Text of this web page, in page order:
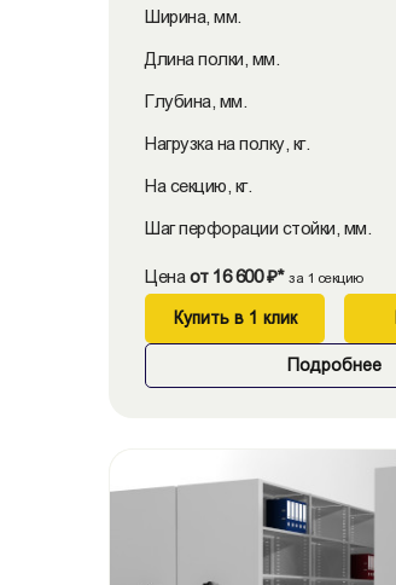
Ширина, мм.
Длина полки, мм.
Глубина, мм.
Нагрузка на полку, кг.
На секцию, кг.
Шаг перфорации стойки, мм.
Цена от 16 600 ₽* за 1 секцию
Купить в 1 клик
Подробнее